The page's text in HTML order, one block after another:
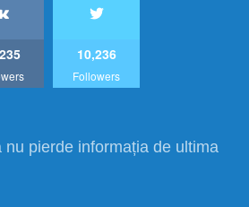
10,236
Followers
pierde informația de ultima